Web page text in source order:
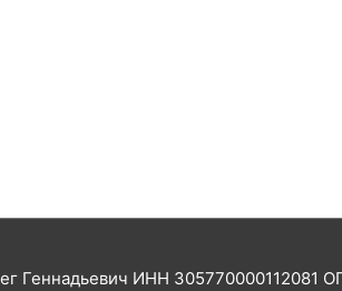
Геннадьевич ИНН 305770000112081